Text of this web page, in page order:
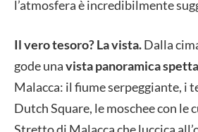
l’atmosfera è incredibilmente
Il vero tesoro? La vista.Dalla
gode unavista panoramica
Malacca: il fiume serpeggiante, i
Dutch Square, le moschee con le